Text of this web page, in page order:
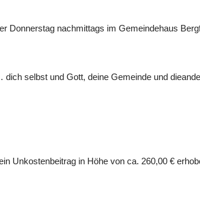
Donnerstag nachmittags im Gemeindehaus
selbst und Gott, deine Gemeinde und
Unkostenbeitrag in Höhe von ca. 260,00 €